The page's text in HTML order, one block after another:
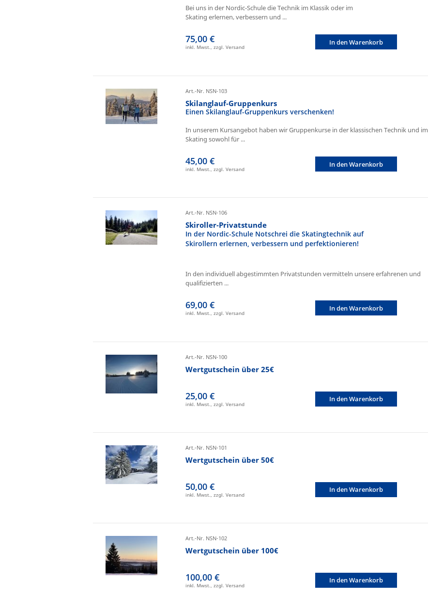
Bei uns in der Nordic-Schule die Technik im Klassik oder im
Skating erlernen, verbessern und ...
75,00 €
inkl. Mwst., zzgl. Versand
In den Warenkorb
Art.-Nr. NSN-103
Skilanglauf-Gruppenkurs
Einen Skilanglauf-Gruppenkurs verschenken!
In unserem Kursangebot haben wir Gruppenkurse in der klassischen Technik und im
Skating sowohl für ...
45,00 €
inkl. Mwst., zzgl. Versand
In den Warenkorb
Art.-Nr. NSN-106
Skiroller-Privatstunde
In der Nordic-Schule Notschrei die Skatingtechnik auf
Skirollern erlernen, verbessern und perfektionieren!
In den individuell abgestimmten Privatstunden vermitteln unsere erfahrenen und
qualifizierten ...
69,00 €
inkl. Mwst., zzgl. Versand
In den Warenkorb
Art.-Nr. NSN-100
Wertgutschein über 25€
25,00 €
inkl. Mwst., zzgl. Versand
In den Warenkorb
Art.-Nr. NSN-101
Wertgutschein über 50€
50,00 €
inkl. Mwst., zzgl. Versand
In den Warenkorb
Art.-Nr. NSN-102
Wertgutschein über 100€
100,00 €
inkl. Mwst., zzgl. Versand
In den Warenkorb